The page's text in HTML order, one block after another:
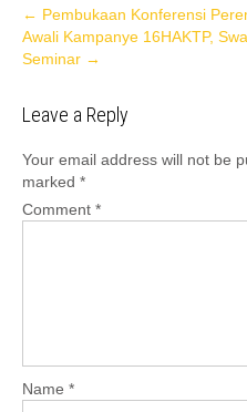
Post
navigation
← Pembukaan Konferensi
Awali Kampanye 16HAKTP,
Seminar →
Leave a Reply
Your email address will not be
marked *
Comment *
Name *